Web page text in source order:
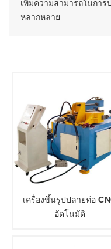
เพิ่มความสามารถในกา
หลากหลาย
เครื่องขึ้นรูปปลายท่อ
อัตโนมัติ